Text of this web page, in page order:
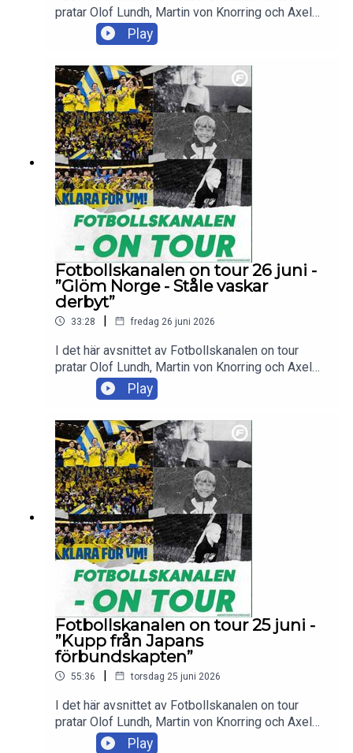
pratar Olof Lundh, Martin von Knorring och Axel
Pileby om det senaste från det svenska VM-
lägret och vilket landslag Sverige med 99,99
procents sannolikhet ställs mot i slutspelet.
Dessutom svarar de på lyssnarfrågor.Skicka in
dina tankar och frågor till olof.lundh@tv4.se ,
martin.vonknorring@tv4.se eller
axel.pileby@tv4.se
Play
Fotbollskanalen on tour 26 juni -
”Glöm Norge - Ståle vaskar
derbyt”
33:28 | fredag 26 juni 2026
I det här avsnittet av Fotbollskanalen on tour
pratar Olof Lundh, Martin von Knorring och Axel
Pileby om Sveriges 1–1-resultat mot Japan,
reaktionerna efter matchen och vad som väntar
Sverige i VM-slutspelet.Skicka in dina tankar och
frågor till olof.lundh@tv4.se ,
martin.vonknorring@tv4.se eller
axel.pileby@tv4.se
Play
Fotbollskanalen on tour 25 juni -
”Kupp från Japans
förbundskapten”
55:36 | torsdag 25 juni 2026
I det här avsnittet av Fotbollskanalen on tour
pratar Olof Lundh, Martin von Knorring och Axel
Pileby om förutsättningarna och statusen i det
Play